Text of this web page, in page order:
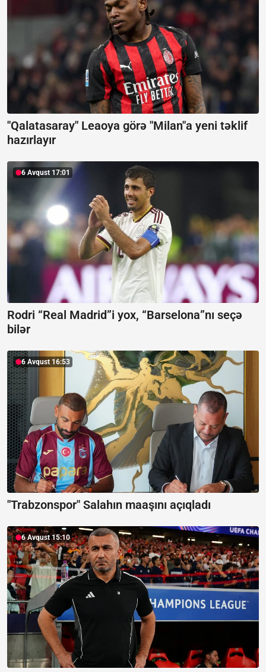
"Qalatasaray" Leaoya görə "Milan"a yeni təklif
hazırlayır
6 Avqust 17:01
Rodri “Real Madrid”i yox, “Barselona”nı seçə
bilər
6 Avqust 16:53
"Trabzonspor" Salahın maaşını açıqladı
6 Avqust 15:10